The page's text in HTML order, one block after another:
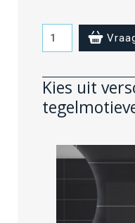
Black
Gloss
60
x
Kies uit